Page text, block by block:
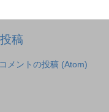
稿
コメントの投稿 (Atom)